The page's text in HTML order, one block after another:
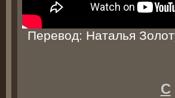
Перевод: Наталья
С